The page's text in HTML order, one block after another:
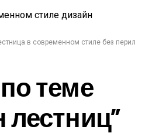
в современном стиле без перил
теме
лестниц”